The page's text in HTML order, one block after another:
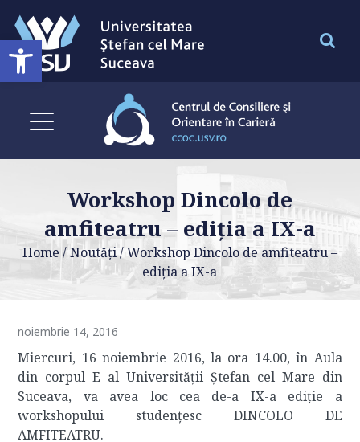
Deschide bara de unelte
Workshop Dincolo de
amfiteatru – ediția a IX-a
Home /Noutăți/Workshop Dincolo de amfiteatru –
ediția a IX-a
noiembrie 14, 2016
Miercuri, 16 noiembrie 2016, la ora 14.00, în Aula
din corpul E al Universității Ștefan cel Mare din
Suceava, va avea loc cea de-a IX-a ediție a
workshopului studențesc DINCOLO DE
AMFITEATRU.